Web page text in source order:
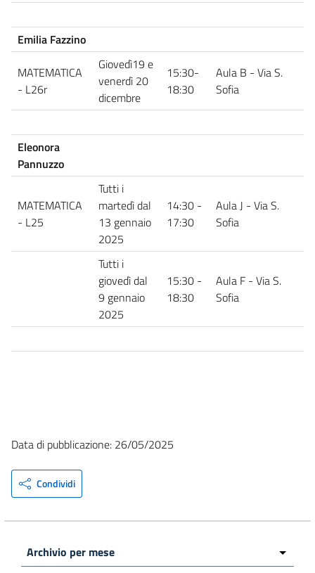
Emilia Fazzino
MATEMATICA
- L26r
Giovedì19 e
venerdì 20
dicembre
15:30-
18:30
Aula B - Via S.
Sofia
Eleonora
Pannuzzo
MATEMATICA
- L25
Tutti i
martedì dal
13 gennaio
2025
14:30 -
17:30
Aula J - Via S.
Sofia
Tutti i
giovedì dal
9 gennaio
2025
15:30 -
18:30
Aula F - Via S.
Sofia
Data di pubblicazione: 26/05/2025
Condividi